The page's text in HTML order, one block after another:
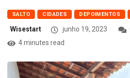
SALTO CIDADES DEPOIMENTOS
Wisestart junho 19, 2023
4 minutes read